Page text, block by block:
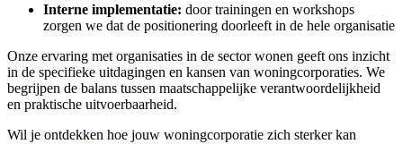
Interne implementatie: door trainingen en workshops
zorgen we dat de positionering doorleeft in de hele organisatie
Onze ervaring met organisaties in de sector wonen geeft ons inzicht
in de specifieke uitdagingen en kansen van woningcorporaties. We
begrijpen de balans tussen maatschappelijke verantwoordelijkheid
en praktische uitvoerbaarheid.
Wil je ontdekken hoe jouw woningcorporatie zich sterker kan